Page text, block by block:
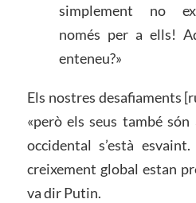
simplement no
només per a ells!
enteneu?»
Els nostres desafiaments
«però els seus també
occidental s’està
creixement global estan
va dir Putin.